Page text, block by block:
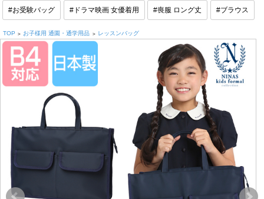
#お受験バッグ #ドラマ映画 女優着用 #喪服 ロング丈 #ブラウス
TOP > お子様用 通園・通学用品 > レッスンバッグ